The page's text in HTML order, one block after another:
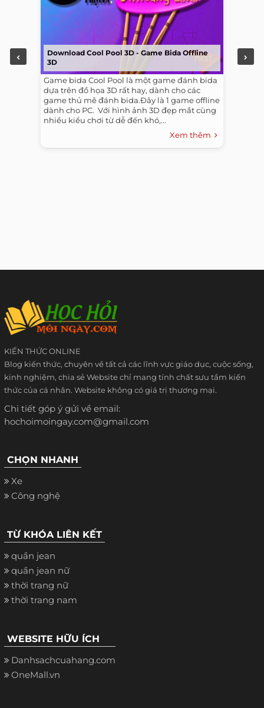
Download Cool Pool 3D - Game Bida Offline
3D
Game bida Cool Pool là một game đánh bida
dựa trên đồ họa 3D rất hay, dành cho các
game thủ mê đánh bida.Đây là 1 game offline
dành cho PC. ​ Với hình ảnh 3D đẹp mắt cùng
nhiều kiểu chơi từ dễ đến khó,...
Xem thêm
KIẾN THỨC ONLINE
Blog kiến thức, chuyên về tất cả các lĩnh vực giáo dục, cuộc sống,
kinh nghiệm, chia sẻ Website chỉ mang tính chất sưu tầm kiến
thức của cá nhân. Website không có giá trị thương mại.
Chi tiết góp ý gửi về email:
hochoimoingay.com@gmail.com
CHỌN NHANH
Xe
Công nghệ
TỪ KHÓA LIÊN KẾT
quần jean
quần jean nữ
thời trang nữ
thời trang nam
WEBSITE HỮU ÍCH
Danhsachcuahang.com
OneMall.vn